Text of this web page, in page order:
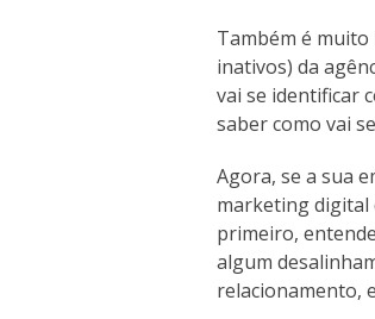
Também é
inativos) da
vai se identificar
saber como vai
Agora, se a sua
marketing digital
primeiro,
algum
relacionamento,